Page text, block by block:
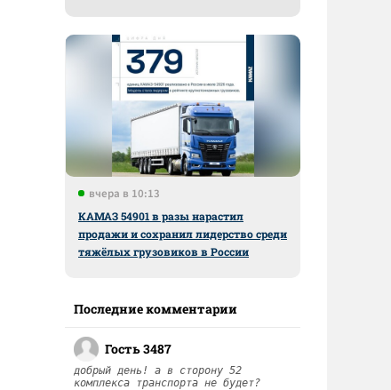
вчера в 10:13
КАМАЗ 54901 в разы нарастил
продажи и сохранил лидерство среди
тяжёлых грузовиков в России
Последние комментарии
Гость 3487
добрый день! а в сторону 52
комплекса транспорта не будет?